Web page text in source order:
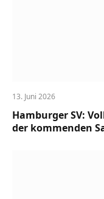
13. Juni 2026
Hamburger SV:
der kommenden